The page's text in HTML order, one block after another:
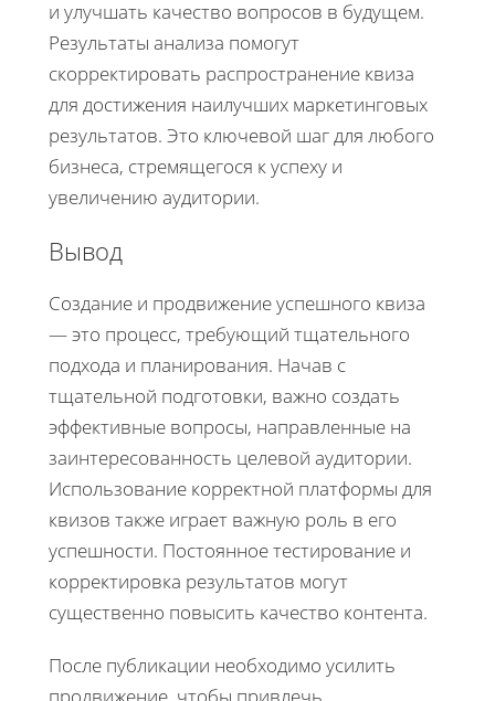
и улучшать качество вопросов в будущем.
Результаты анализа помогут
скорректировать распространение квиза
для достижения наилучших маркетинговых
результатов. Это ключевой шаг для любого
бизнеса, стремящегося к успеху и
увеличению аудитории.
Вывод
Создание и продвижение успешного квиза
— это процесс, требующий тщательного
подхода и планирования. Начав с
тщательной подготовки, важно создать
эффективные вопросы, направленные на
заинтересованность целевой аудитории.
Использование корректной платформы для
квизов также играет важную роль в его
успешности. Постоянное тестирование и
корректировка результатов могут
существенно повысить качество контента.
После публикации необходимо усилить
продвижение, чтобы привлечь